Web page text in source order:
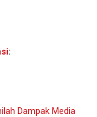
:
Dampak Media